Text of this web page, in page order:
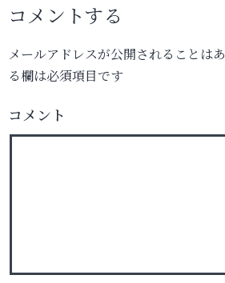
コメントする
メールアドレスが公開されることはあ
る欄は必須項目です
コメント